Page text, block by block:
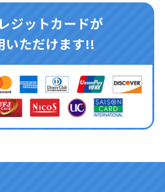
ジットカードが
いただけます!!